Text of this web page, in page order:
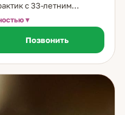
с 33-летним
состояний,
Работаю в
несколько методов
консультации: через
миссию
её реализации.
партнёра — не то,
внутри.
причины
Позвонить